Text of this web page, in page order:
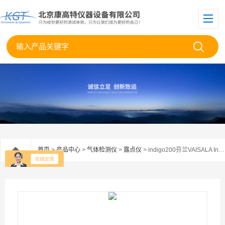
首页>产品中心 > 气体检测仪 > 露点仪 > indigo200芬兰VAISALA Indigo200系列变送露点仪